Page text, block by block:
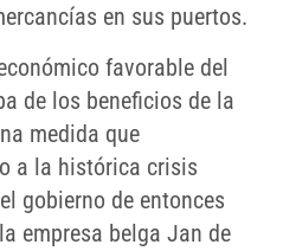
en sus puertos.
favorable del
de los beneficios de la
medida que
a la histórica crisis
gobierno de entonces
empresa belga Jan de